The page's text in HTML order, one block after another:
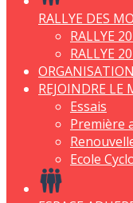
RALLYE DES
RALLYE
RALLYE
ORGANISATION
REJOINDRE LE
Essais
Première
Ecole